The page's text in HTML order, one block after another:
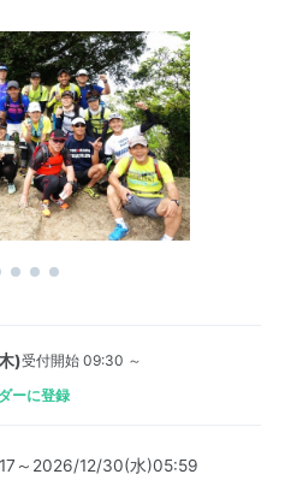
)受付開始 09:30 ～
ーに登録
～2026/12/30(水)05:59